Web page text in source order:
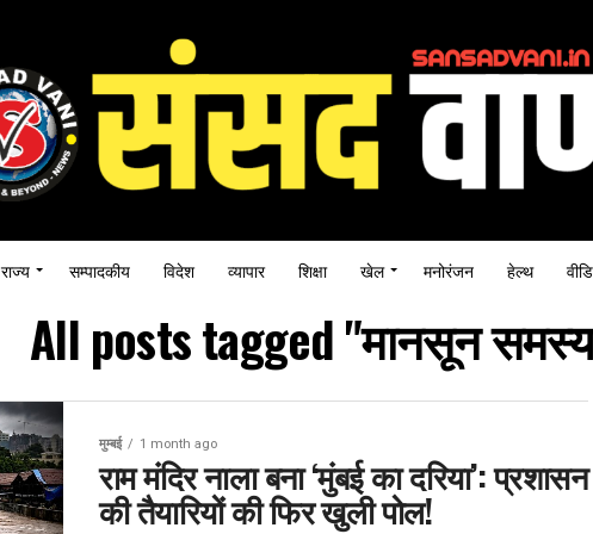
राज्य सम्पादकीय विदेश व्यापार शिक्षा खेल मनोरंजन हेल्थ
All posts tagged "मानसून
मुम्बई 1 month ago
राम मंदिर नाला बना ‘मुंबई का दरिया’: प्रशासन
की तैयारियों की फिर खुली पोल!